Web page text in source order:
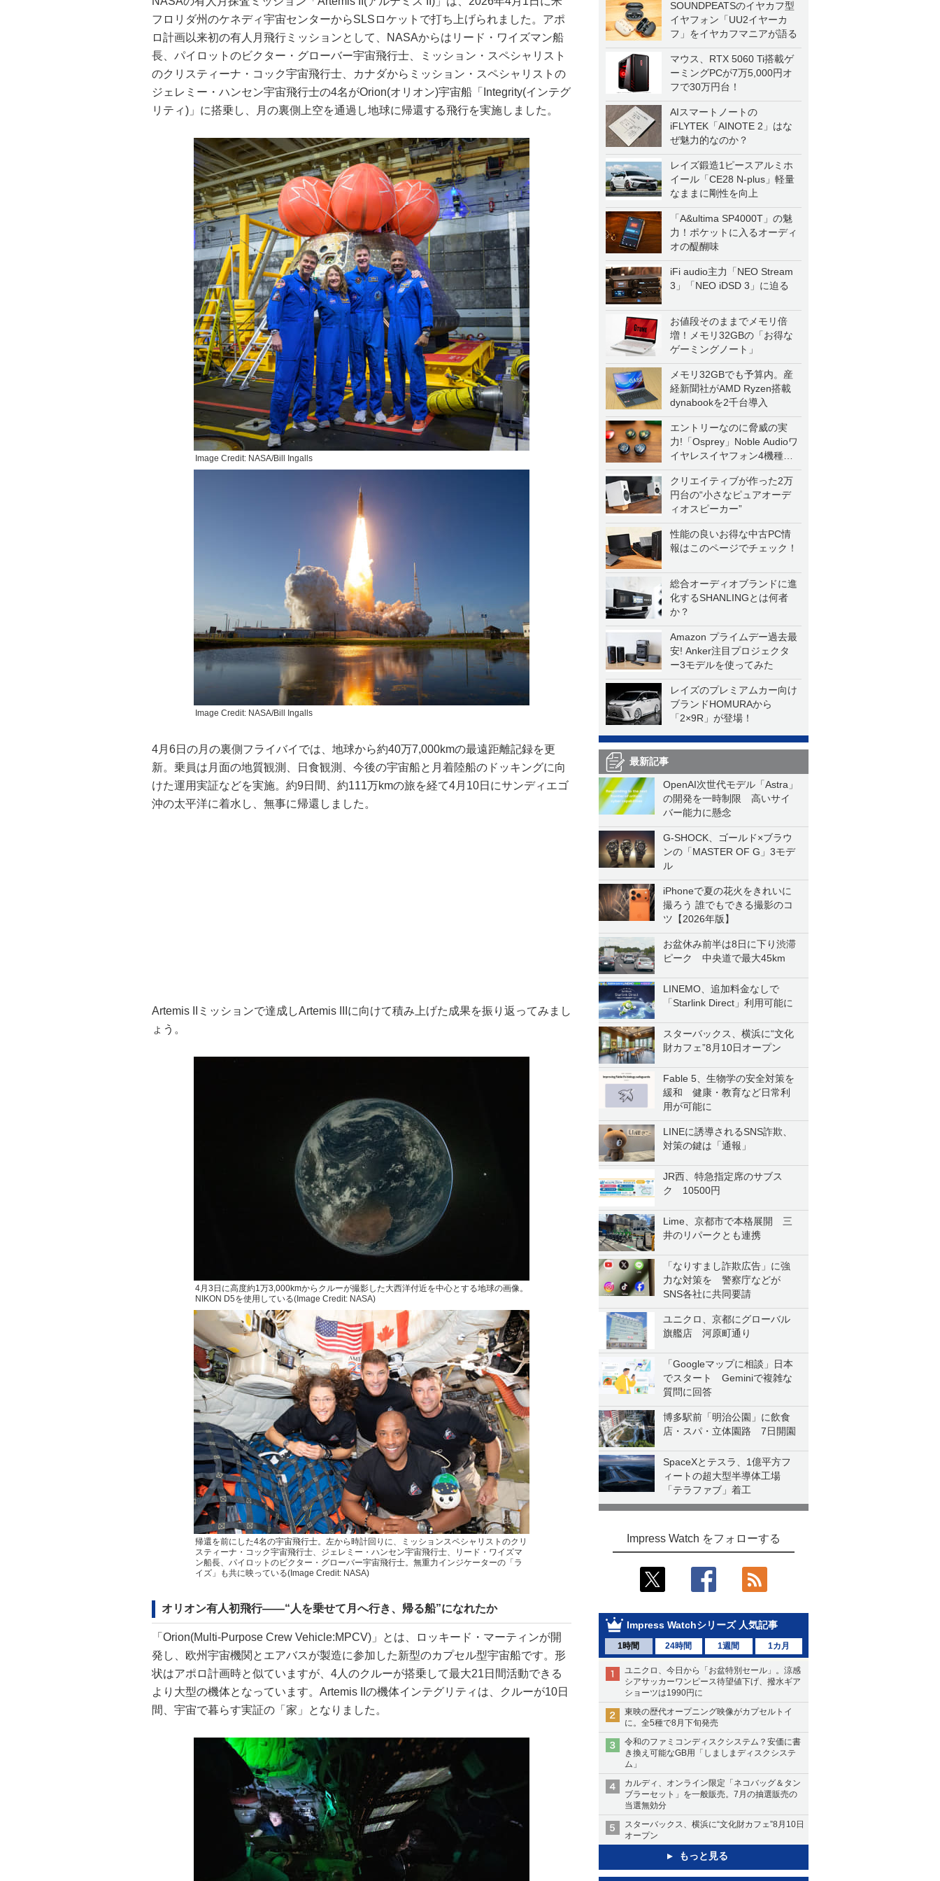
SOUNDPEATSのイヤカフ型
イヤフォン「UU2イヤーカ
フ」をイヤカフマニアが語る
マウス、RTX 5060 Ti搭載ゲ
ーミングPCが7万5,000円オ
フで30万円台！
AIスマートノートの
iFLYTEK「AINOTE 2」はな
ぜ魅力的なのか？
レイズ鍛造1ピースアルミホ
イール「CE28 N-plus」軽量
なままに剛性を向上
「A&ultima SP4000T」の魅
力！ポケットに入るオーディ
オの醍醐味
iFi audio主力「NEO Stream
3」「NEO iDSD 3」に迫る
お値段そのままでメモリ倍
増！メモリ32GBの「お得な
ゲーミングノート」
メモリ32GBでも予算内。産
経新聞社がAMD Ryzen搭載
dynabookを2千台導入
エントリーなのに脅威の実
力!「Osprey」Noble Audioワ
イヤレスイヤフォン4機種を
一気に聴く
クリエイティブが作った2万
円台の“小さなピュアオーデ
ィオスピーカー”
性能の良いお得な中古PC情
報はこのページでチェック！
総合オーディオブランドに進
化するSHANLINGとは何者
か？
Amazon プライムデー過去最
安! Anker注目プロジェクタ
ー3モデルを使ってみた
レイズのプレミアムカー向け
ブランドHOMURAから
「2×9R」が登場！
最新記事
OpenAI次世代モデル「Astra」
の開発を一時制限 高いサイ
バー能力に懸念
G-SHOCK、ゴールド×ブラウ
ンの「MASTER OF G」3モデ
ル
iPhoneで夏の花火をきれいに
撮ろう 誰でもできる撮影のコ
ツ【2026年版】
お盆休み前半は8日に下り渋滞
ピーク 中央道で最大45km
LINEMO、追加料金なしで
「Starlink Direct」利用可能に
スターバックス、横浜に“文化
財カフェ”8月10日オープン
Fable 5、生物学の安全対策を
緩和 健康・教育など日常利
用が可能に
LINEに誘導されるSNS詐欺、
対策の鍵は「通報」
JR西、特急指定席のサブス
ク 10500円
Lime、京都市で本格展開 三
井のリパークとも連携
「なりすまし詐欺広告」に強
力な対策を 警察庁などが
SNS各社に共同要請
ユニクロ、京都にグローバル
旗艦店 河原町通り
「Googleマップに相談」日本
でスタート Geminiで複雑な
質問に回答
博多駅前「明治公園」に飲食
店・スパ・立体園路 7日開園
SpaceXとテスラ、1億平方フ
ィートの超大型半導体工場
「テラファブ」着工
Impress Watch をフォローする
Impress Watchシリーズ 人気記事
1時間 24時間 1週間 1カ月
ユニクロ、今日から「お盆特別セール」。涼感
シアサッカーワンピース待望値下げ、撥水ギア
ショーツは1990円に
東映の歴代オープニング映像がカプセルトイ
に。全5種で8月下旬発売
令和のファミコンディスクシステム？安価に書
き換え可能なGB用「しましまディスクシステ
ム」
カルディ、オンライン限定「ネコバッグ＆タン
ブラーセット」を一般販売。7月の抽選販売の
当選無効分
スターバックス、横浜に“文化財カフェ”8月10日
オープン
もっと見る
フロリダ州のケネディ宇宙センターからSLSロケットで打ち上げられました。アポ
ロ計画以来初の有人月飛行ミッションとして、NASAからはリード・ワイズマン船
長、パイロットのビクター・グローバー宇宙飛行士、ミッション・スペシャリスト
のクリスティーナ・コック宇宙飛行士、カナダからミッション・スペシャリストの
ジェレミー・ハンセン宇宙飛行士の4名がOrion(オリオン)宇宙船「Integrity(インテグ
リティ)」に搭乗し、月の裏側上空を通過し地球に帰還する飛行を実施しました。
Image Credit: NASA/Bill Ingalls
Image Credit: NASA/Bill Ingalls
4月6日の月の裏側フライバイでは、地球から約40万7,000kmの最遠距離記録を更
新。乗員は月面の地質観測、日食観測、今後の宇宙船と月着陸船のドッキングに向
けた運用実証などを実施。約9日間、約111万kmの旅を経て4月10日にサンディエゴ
沖の太平洋に着水し、無事に帰還しました。
Artemis IIミッションで達成しArtemis IIIに向けて積み上げた成果を振り返ってみまし
ょう。
4月3日に高度約1万3,000kmからクルーが撮影した大西洋付近を中心とする地球の画像。
NIKON D5を使用している(Image Credit: NASA)
帰還を前にした4名の宇宙飛行士。左から時計回りに、ミッションスペシャリストのクリ
スティーナ・コック宇宙飛行士、ジェレミー・ハンセン宇宙飛行士、リード・ワイズマ
ン船長、パイロットのビクター・グローバー宇宙飛行士。無重力インジケーターの「ラ
イズ」も共に映っている(Image Credit: NASA)
オリオン有人初飛行――“人を乗せて月へ行き、帰る船”になれたか
「Orion(Multi-Purpose Crew Vehicle:MPCV)」とは、ロッキード・マーティンが開
発し、欧州宇宙機関とエアバスが製造に参加した新型のカプセル型宇宙船です。形
状はアポロ計画時と似ていますが、4人のクルーが搭乗して最大21日間活動できる
より大型の機体となっています。Artemis IIの機体インテグリティは、クルーが10日
間、宇宙で暮らす実証の「家」となりました。